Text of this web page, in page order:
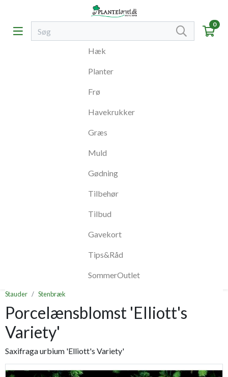
0
Hæk
Planter
Frø
Havekrukker
Græs
Muld
Gødning
Tilbehør
Tilbud
Gavekort
Tips&Råd
SommerOutlet
Stauder Stenbræk
Porcelænsblomst 'Elliott's
Variety'
Saxifraga urbium 'Elliott's Variety'